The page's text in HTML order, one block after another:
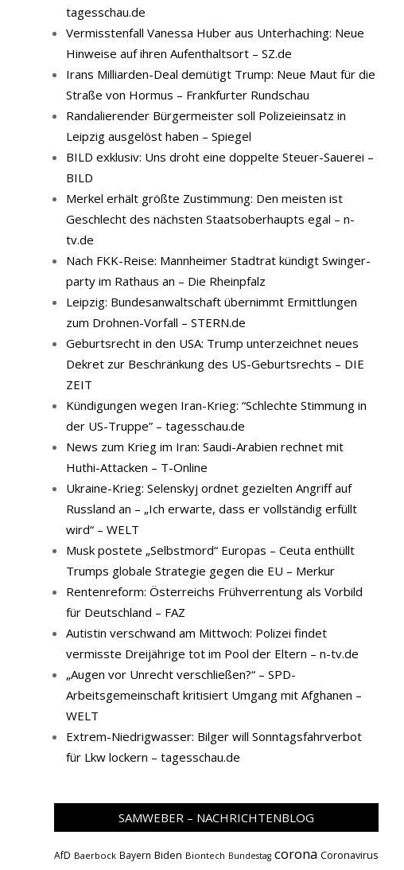
tagesschau.de
Vermisstenfall Vanessa Huber aus Unterhaching: Neue
Hinweise auf ihren Aufenthaltsort – SZ.de
Irans Milliarden-Deal demütigt Trump: Neue Maut für die
Straße von Hormus – Frankfurter Rundschau
Randalierender Bürgermeister soll Polizeieinsatz in
Leipzig ausgelöst haben – Spiegel
BILD exklusiv: Uns droht eine doppelte Steuer-Sauerei –
BILD
Merkel erhält größte Zustimmung: Den meisten ist
Geschlecht des nächsten Staatsoberhaupts egal – n-
tv.de
Nach FKK-​Reise: Mann­hei­mer Stadt­rat kün­digt Swin­ger­
par­ty im Rat­haus an – Die Rheinpfalz
Leipzig: Bundesanwaltschaft übernimmt Ermittlungen
zum Drohnen-Vorfall – STERN.de
Geburtsrecht in den USA: Trump unterzeichnet neues
Dekret zur Beschränkung des US-Geburtsrechts – DIE
ZEIT
Kündigungen wegen Iran-Krieg: “Schlechte Stimmung in
der US-Truppe” – tagesschau.de
News zum Krieg im Iran: Saudi-Arabien rechnet mit
Huthi-Attacken – T-Online
Ukraine-Krieg: Selenskyj ordnet gezielten Angriff auf
Russland an – „Ich erwarte, dass er vollständig erfüllt
wird“ – WELT
Musk postete „Selbstmord“ Europas – Ceuta enthüllt
Trumps globale Strategie gegen die EU – Merkur
Rentenreform: Österreichs Frühverrentung als Vorbild
für Deutschland – FAZ
Autistin verschwand am Mittwoch: Polizei findet
vermisste Dreijährige tot im Pool der Eltern – n-tv.de
„Augen vor Unrecht verschließen?“ – SPD-
Arbeitsgemeinschaft kritisiert Umgang mit Afghanen –
WELT
Extrem-Niedrigwasser: Bilger will Sonntagsfahrverbot
für Lkw lockern – tagesschau.de
SAMWEBER – NACHRICHTENBLOG
AfD Baerbock Bayern Biden Biontech Bundestag corona Coronavirus